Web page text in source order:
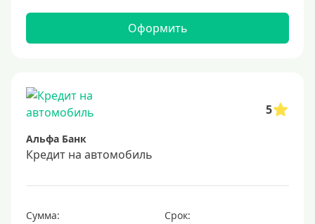
Оформить
5
Альфа Банк
Кредит на автомобиль
Сумма:
Срок: